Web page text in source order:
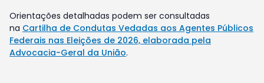
Orientações detalhadas podem ser consultadas
na Cartilha de Condutas Vedadas aos Agentes Públicos
Federais nas Eleições de 2026, elaborada pela
Advocacia-Geral da União.